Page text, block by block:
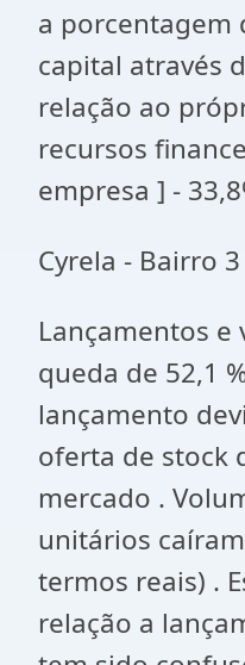
a porcentagem
capital através
relação ao
recursos
empresa ] -
Cyrela - Bairro
Lançamentos e
queda de 52,1
lançamento
oferta de stock
mercado .
unitários
termos reais) .
relação a